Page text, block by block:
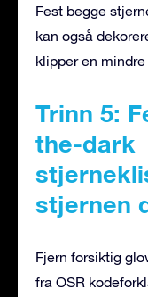
Fest begge
kan også
klipper en
Trinn 5:
the-dark
stjernen
Fjern forsiktig
fra OSR